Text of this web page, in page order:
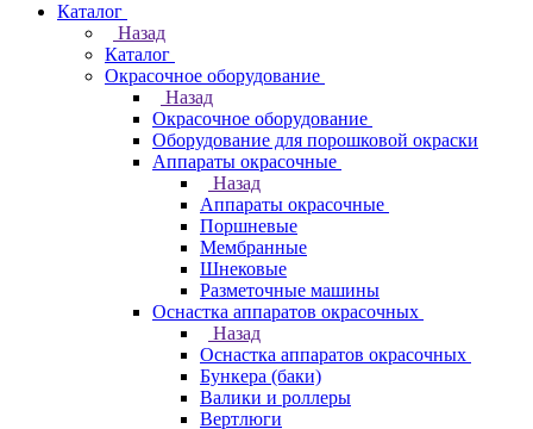
Каталог
Назад
Каталог
Окрасочное оборудование
Назад
Окрасочное оборудование
Оборудование для порошковой окраски
Аппараты окрасочные
Назад
Аппараты окрасочные
Поршневые
Мембранные
Шнековые
Разметочные машины
Оснастка аппаратов окрасочных
Назад
Оснастка аппаратов окрасочных
Бункера (баки)
Валики и роллеры
Вертлюги